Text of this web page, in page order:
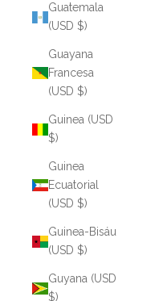
Guatemala
(USD $)
Guayana
Francesa
(USD $)
Guinea (USD
$)
Guinea
Ecuatorial
(USD $)
Guinea-Bisáu
(USD $)
Guyana (USD
$)